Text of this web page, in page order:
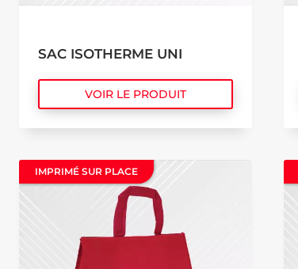
SAC ISOTHERME UNI
VOIR LE PRODUIT
IMPRIMÉ SUR PLACE
IMPRIMÉ SUR PLACE